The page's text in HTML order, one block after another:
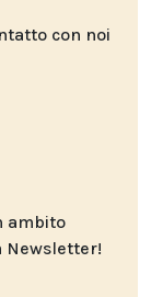
con noi
ambito
Newsletter!